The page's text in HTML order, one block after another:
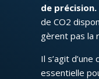
de précision.
de CO2
gèrent pas la
Il s’agit
essentielle